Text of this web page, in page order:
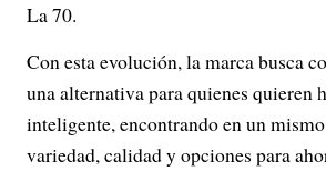
La 70.
Con esta evolución, la marca busca
una alternativa para quienes quieren
inteligente, encontrando en un
variedad, calidad y opciones para